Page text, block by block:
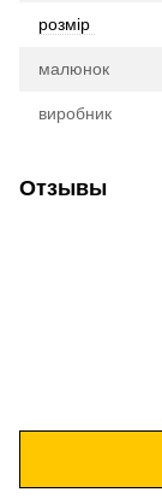
розмір
малюнок
виробник
Отзывы